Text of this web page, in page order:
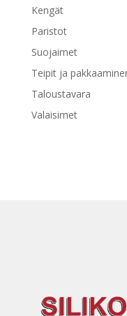
Kengät
Paristot
Suojaimet
Teipit ja
Taloustavara
Valaisimet